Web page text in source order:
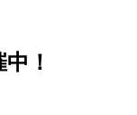
！